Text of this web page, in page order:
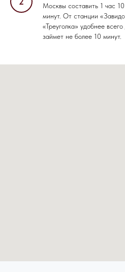
Москвы составить 1 час
минут. От станции
«Треуголка» удобнее
займет не более 10 минут.